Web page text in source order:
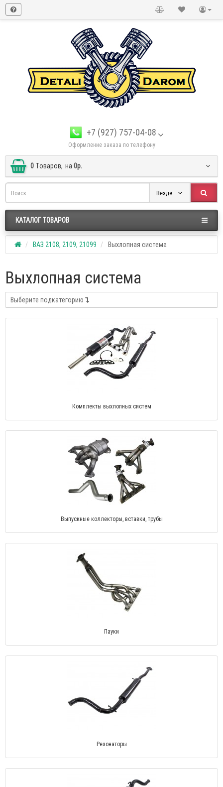
+7 (927) 757-04-08
Оформление заказа по телефону
0 Tоваров, на 0р.
Везде
КАТАЛОГ ТОВАРОВ
ВАЗ 2108, 2109, 21099 Выхлопная система
Выхлопная система
Выберите подкатегорию
Комплекты выхлопных систем
Выпускные коллекторы, вставки, трубы
Пауки
Резонаторы